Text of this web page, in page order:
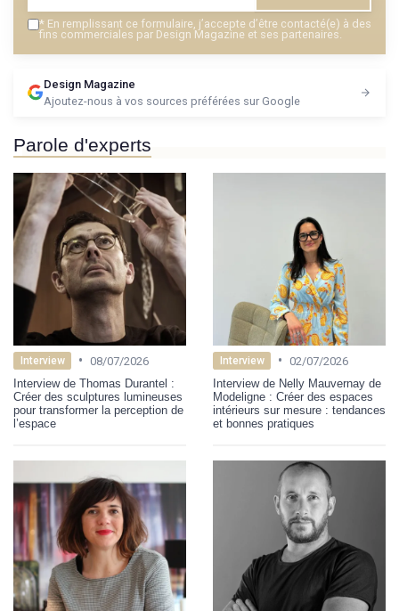
* En remplissant ce formulaire, j’accepte d’être contacté(e) à des
fins commerciales par Design Magazine et ses partenaires.
Design Magazine
Ajoutez-nous à vos sources préférées sur Google
Parole d'experts
Interview • 08/07/2026
Interview de Thomas Durantel :
Créer des sculptures lumineuses
pour transformer la perception de
l’espace
Interview • 02/07/2026
Interview de Nelly Mauvernay de
Modeligne : Créer des espaces
intérieurs sur mesure : tendances
et bonnes pratiques